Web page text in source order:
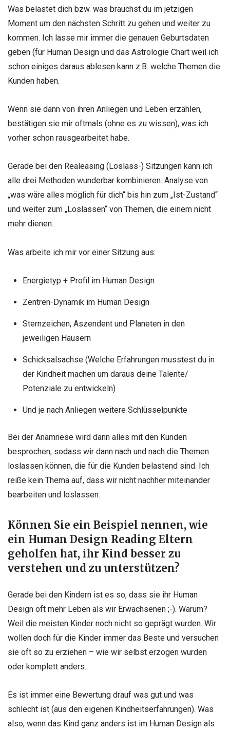
Was belastet dich bzw. was brauchst du im jetzigen
Moment um den nächsten Schritt zu gehen und weiter zu
kommen. Ich lasse mir immer die genauen Geburtsdaten
geben (für Human Design und das Astrologie Chart weil ich
schon einiges daraus ablesen kann z.B. welche Themen die
Kunden haben.
Wenn sie dann von ihren Anliegen und Leben erzählen,
bestätigen sie mir oftmals (ohne es zu wissen), was ich
vorher schon rausgearbeitet habe.
Gerade bei den Realeasing (Loslass-) Sitzungen kann ich
alle drei Methoden wunderbar kombinieren. Analyse von
„was wäre alles möglich für dich“ bis hin zum „Ist-Zustand“
und weiter zum „Loslassen“ von Themen, die einem nicht
mehr dienen.
Was arbeite ich mir vor einer Sitzung aus:
Energietyp + Profil im Human Design
Zentren-Dynamik im Human Design
Sternzeichen, Aszendent und Planeten in den
jeweiligen Häusern
Schicksalsachse (Welche Erfahrungen musstest du in
der Kindheit machen um daraus deine Talente/
Potenziale zu entwickeln)
Und je nach Anliegen weitere Schlüsselpunkte
Bei der Anamnese wird dann alles mit den Kunden
besprochen, sodass wir dann nach und nach die Themen
loslassen können, die für die Kunden belastend sind. Ich
reiße kein Thema auf, dass wir nicht nachher miteinander
bearbeiten und loslassen.
Können Sie ein Beispiel nennen, wie
ein Human Design Reading Eltern
geholfen hat, ihr Kind besser zu
verstehen und zu unterstützen?
Gerade bei den Kindern ist es so, dass sie ihr Human
Design oft mehr Leben als wir Erwachsenen ;-). Warum?
Weil die meisten Kinder noch nicht so geprägt wurden. Wir
wollen doch für die Kinder immer das Beste und versuchen
sie oft so zu erziehen – wie wir selbst erzogen wurden
oder komplett anders.
Es ist immer eine Bewertung drauf was gut und was
schlecht ist (aus den eigenen Kindheitserfahrungen). Was
also, wenn das Kind ganz anders ist im Human Design als